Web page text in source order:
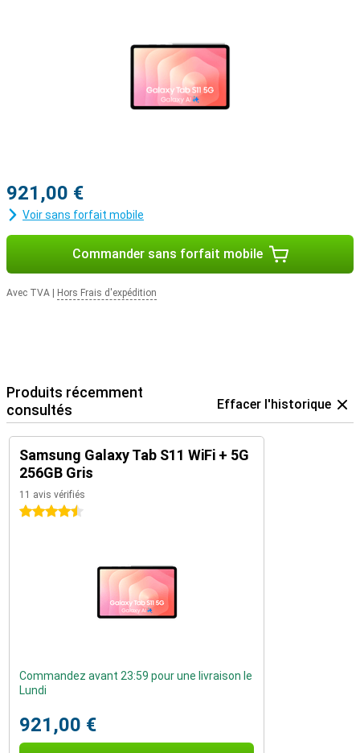
921,00 €
Voir sans forfait mobile
Commander sans forfait mobile
Avec TVA Hors Frais d'expédition
Produits récemment
consultés
Effacer l'historique
Samsung Galaxy Tab S11 WiFi + 5G
256GB Gris
11 avis vérifiés
4.5 étoiles
Commandez avant 23:59 pour une livraison le
Lundi
921,00 €